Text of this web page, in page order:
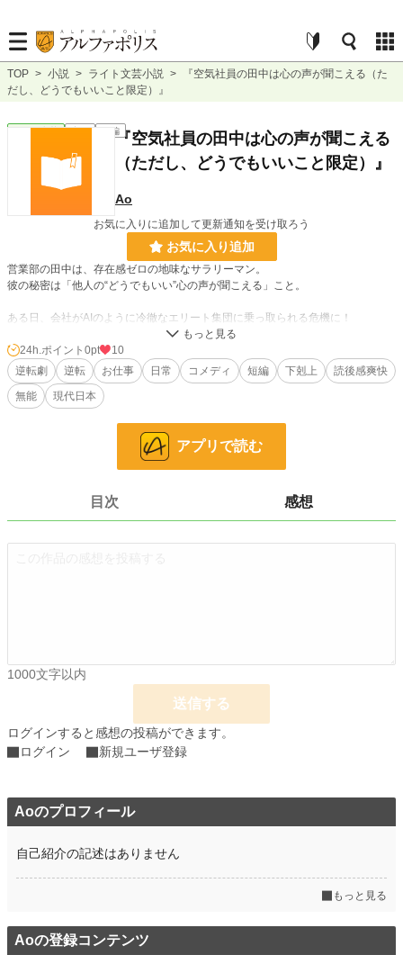
TOP > 小説 > ライト文芸小説 >
『空気社員の田中は心の声が聞こえる（た
だし、どうでもいいこと限定）』
ライト文芸 完結 短編『空気社員の田中は心の声が聞こえる
（ただし、どうでもいいこと限定）』
Ao
お気に入りに追加して更新通知を受け取ろう
お気に入り追加
営業部の田中は、存在感ゼロの地味なサラリーマン。
彼の秘密は「他人の“どうでもいい”心の声が聞こえる」こと。
ある日、会社がAIのように冷徹なエリート集団に乗っ取られる危機に！
上司もエースも次々論破され、社内は絶望ムード。
絶体絶命の会議中、お茶出し係の彼が聞いた敵の弱点は…「（やばい、腹が…限
界だ…！）」だった！？
地味な男の、地味すぎる能力を駆使した、空前絶後のゲリラ戦が今、始まる！
※ご都合主義なところがあります。細かいことは気にせずただ笑いたい方はお進
小説 228,618 位 / 228,618 件
更新日時 2025.08.11 17:15
初回完結日時 2025.08.11 17:15
月間ポイント
24h.ポイント 0pt
10
逆転劇
逆転 お仕事 日常 コメディ 短編 下剋上
読後感爽快
無能
現代日本
アプリで読む
目次 感想
1000文字以内
送信する
ログインすると感想の投稿ができます。
ログイン
新規ユーザ登録
Aoのプロフィール
自己紹介の記述はありません
もっと見る
Aoの登録コンテンツ